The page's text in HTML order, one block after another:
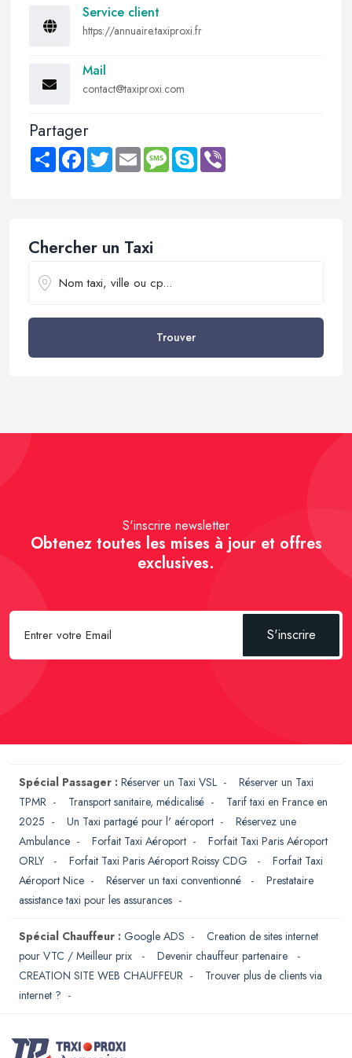
Service client
https://annuaire.taxiproxi.fr
Mail
contact@taxiproxi.com
Partager
Share FacebookTwitter Email MessageSkype
Chercher un Taxi
Trouver
S'inscrire newsletter
Obtenez toutes les mises à jour et offres
exclusives.
S'inscrire
Spécial Passager : Réserver un Taxi VSL - Réserver un Taxi
TPMR - Transport sanitaire, médicalisé - Tarif taxi en France en
2025 - Un Taxi partagé pour l' aéroport - Réservez une
Ambulance - Forfait Taxi Aéroport - Forfait Taxi Paris Aéroport
ORLY
- Forfait Taxi Paris Aéroport Roissy CDG - Forfait Taxi
Aéroport Nice - Réserver un taxi conventionné - Prestataire
assistance taxi pour les assurances -
Spécial Chauffeur : Google ADS - Creation de sites internet
pour VTC / Meilleur prix
- Devenir chauffeur partenaire
-
CREATION SITE WEB CHAUFFEUR - Trouver plus de clients via
internet ? -